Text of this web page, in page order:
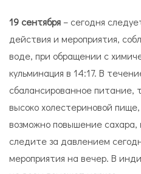
19 сентября – сегодня
действия и мероприятия,
воде, при обращении с
кульминация в 14:17. В
сбалансированное питание,
высоко холестериновой
возможно повышение сахара,
следите за давлением
мероприятия на вечер. В